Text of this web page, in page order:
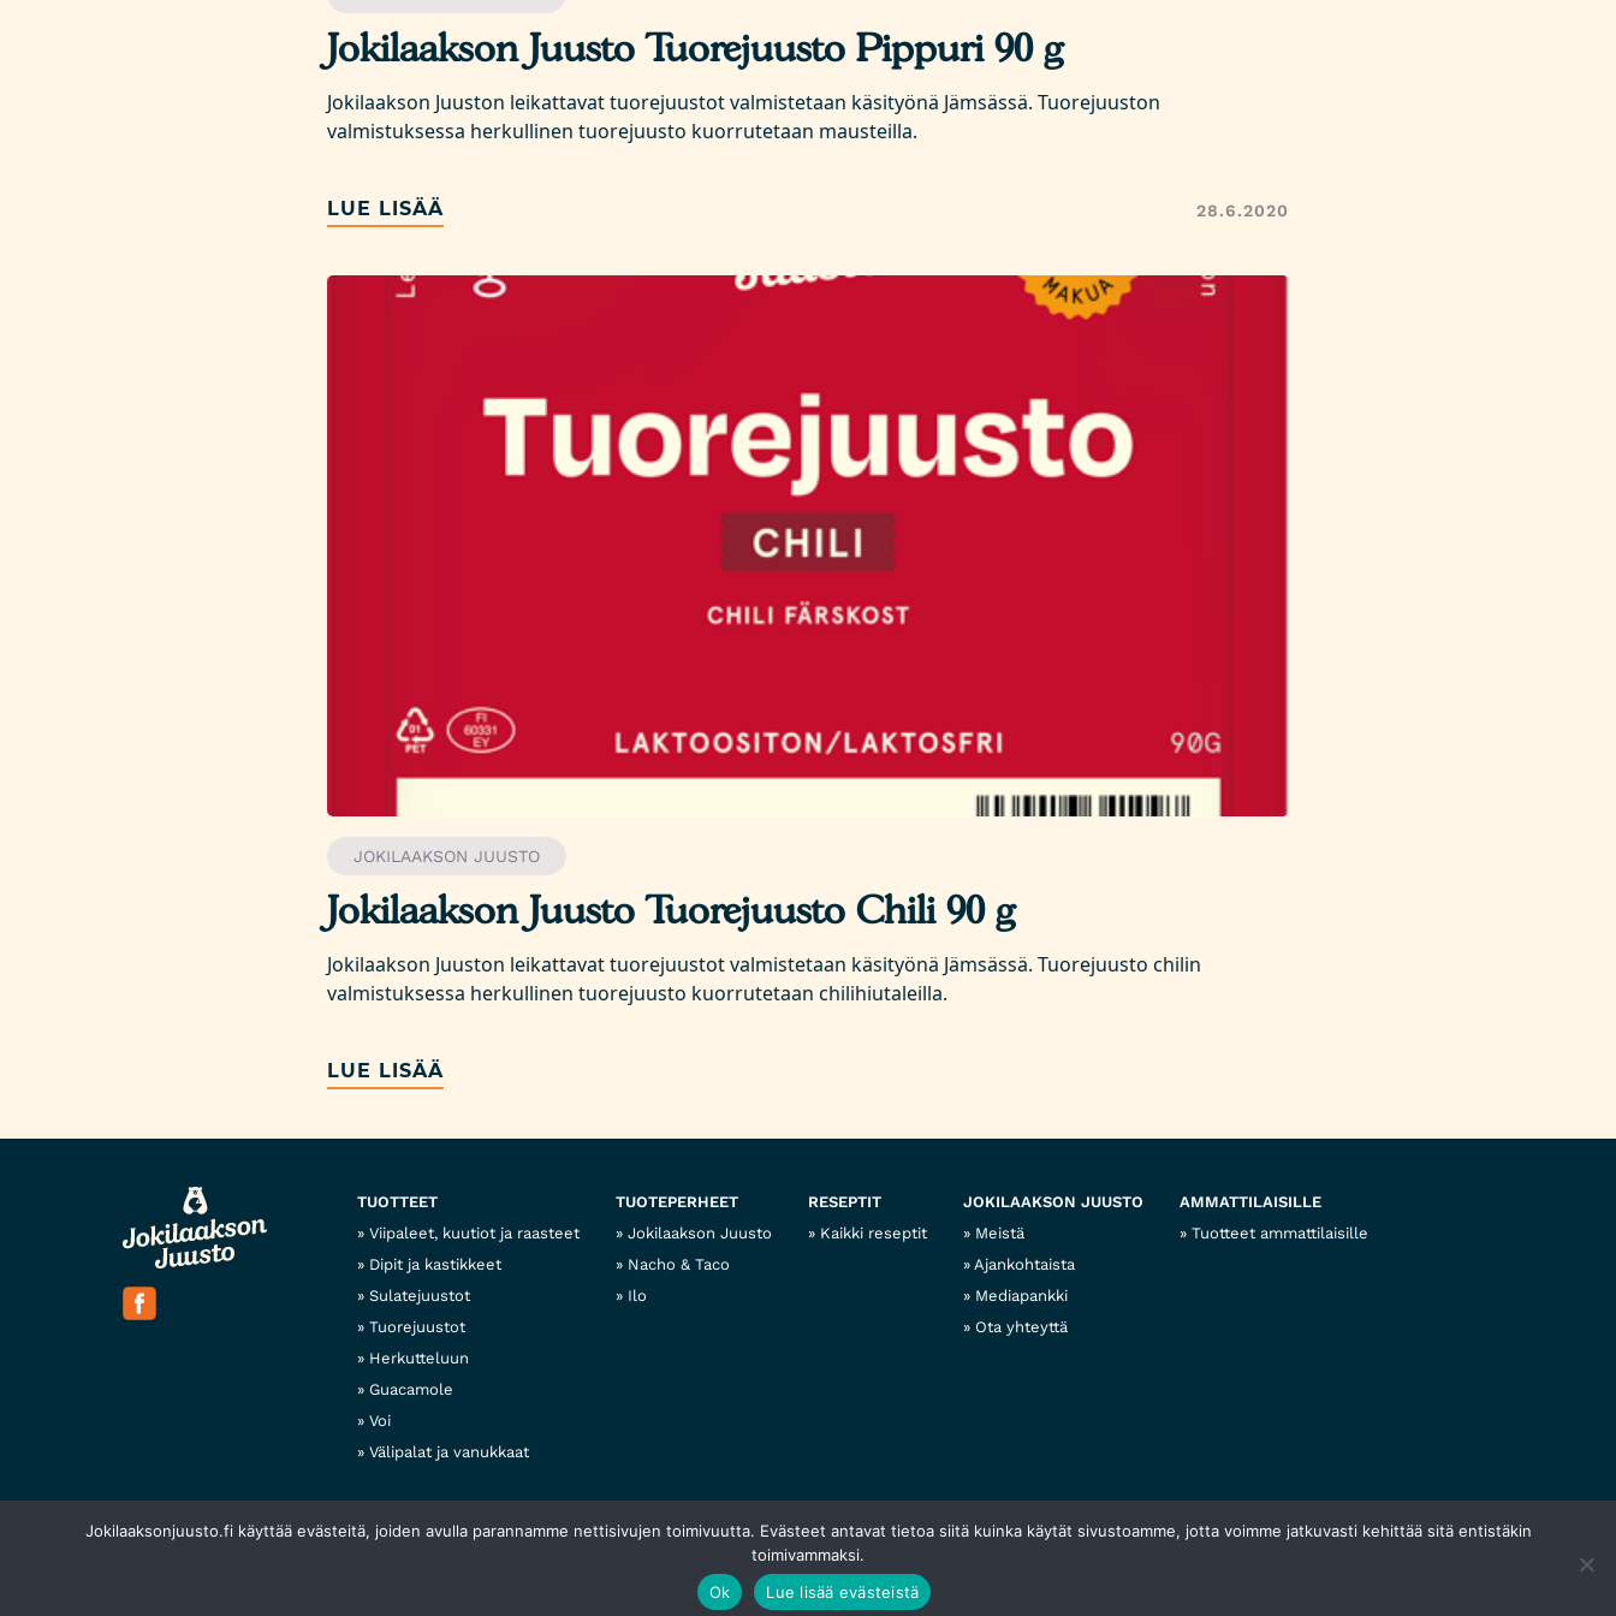
Jokilaakson Juusto Tuorejuusto Pippuri 90 g
Jokilaakson Juuston leikattavat tuorejuustot valmistetaan käsityönä Jämsässä. Tuorejuuston
valmistuksessa herkullinen tuorejuusto kuorrutetaan mausteilla.
LUE LISÄÄ 28.6.2020
JOKILAAKSON JUUSTO
Jokilaakson Juusto Tuorejuusto Chili 90 g
Jokilaakson Juuston leikattavat tuorejuustot valmistetaan käsityönä Jämsässä. Tuorejuusto chilin
valmistuksessa herkullinen tuorejuusto kuorrutetaan chilihiutaleilla.
LUE LISÄÄ
TUOTTEET
Viipaleet, kuutiot ja raasteet
Dipit ja kastikkeet
Sulatejuustot
Tuorejuustot
Herkutteluun
Guacamole
Voi
Välipalat ja vanukkaat
TUOTEPERHEET
Jokilaakson Juusto
Nacho & Taco
Ilo
RESEPTIT
Kaikki reseptit
JOKILAAKSON JUUSTO
Meistä
Ajankohtaista
Mediapankki
Ota yhteyttä
AMMATTILAISILLE
Tuotteet ammattilaisille
Web design
Jokilaaksonjuusto.fi käyttää evästeitä, joiden avulla parannamme nettisivujen toimivuutta. Evästeet antavat tietoa siitä kuinka käytät sivustoamme, jotta voimme jatkuvasti kehittää sitä entistäkin
toimivammaksi.
Ok
Lue lisää evästeistä